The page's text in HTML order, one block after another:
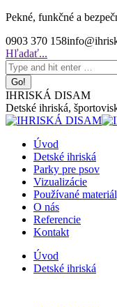
Skip
content
Pekné, funkčné a
0903 370 158
Search:
Hľadať...
IHRISKÁ DISAM
Detské ihriská,
Úvod
Detské ihriská
Parky pre psov
Vizualizácie
Používané
O nás
Referencie
Kontakt
Úvod
Detské ihriská